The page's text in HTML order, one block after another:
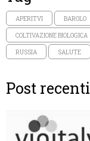
APERITVI BAROLO
COLTIVAZIONE BIOLOGICA
RUSSIA SALUTE
Post recenti